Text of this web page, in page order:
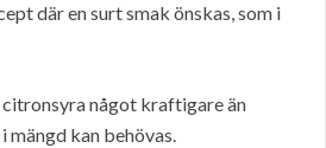
där en surt smak önskas, som i
något kraftigare än
mängd kan behövas.